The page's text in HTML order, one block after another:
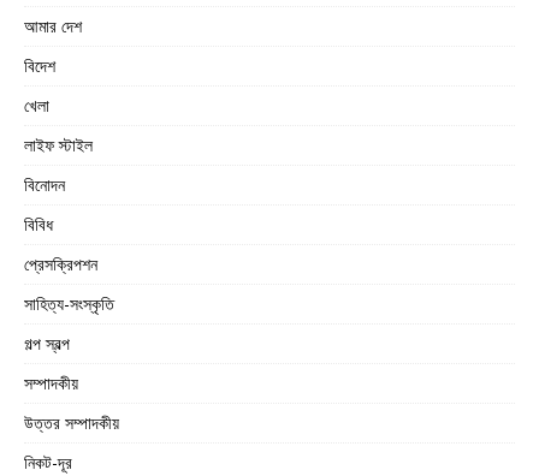
আমার দেশ
বিদেশ
খেলা
লাইফ স্টাইল
বিনোদন
বিবিধ
প্রেসক্রিপশন
সাহিত্য-সংস্কৃতি
গল্প স্বল্প
সম্পাদকীয়
উত্তর সম্পাদকীয়
নিকট-দূর